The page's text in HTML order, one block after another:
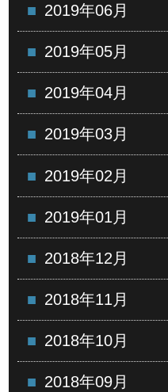
2019年06月
2019年05月
2019年04月
2019年03月
2019年02月
2019年01月
2018年12月
2018年11月
2018年10月
2018年09月